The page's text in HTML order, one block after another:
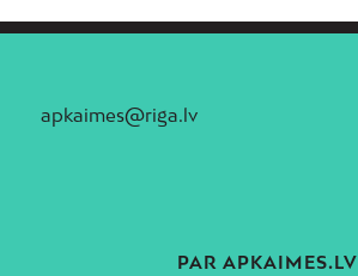
apkaimes@riga.lv
PAR APKAIMES.LV